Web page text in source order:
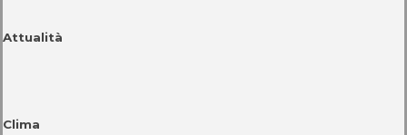
Attualità
Clima